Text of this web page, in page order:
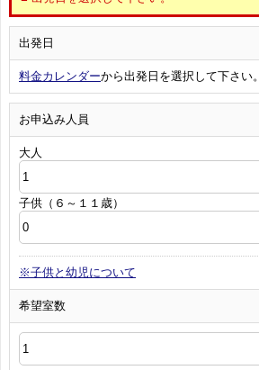
出発日
料金カレンダーから出発日を選択して下さい。
お申込み人員
大人
子供（６～１１歳）
※子供と幼児について
希望室数